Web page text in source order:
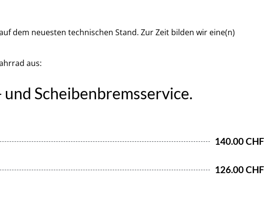
dem neuesten technischen Stand. Zur Zeit bilden wir eine(n)
aus:
und Scheibenbremsservice.
140.00 CHF
126.00 CHF